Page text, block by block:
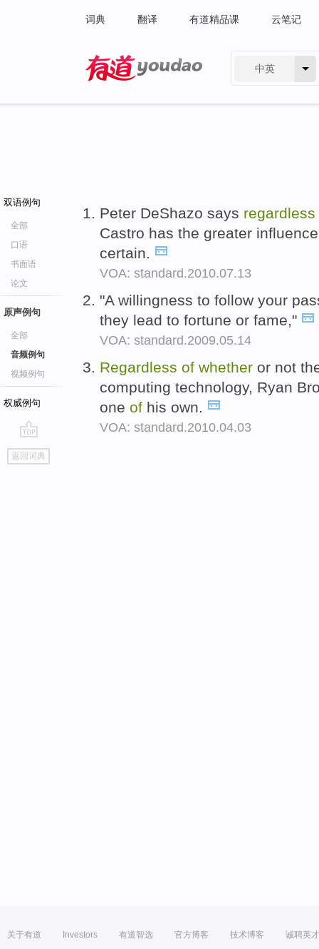
词典 翻译 有道精品课 云笔记
中英
双语例句
全部
口语
书面语
论文
原声例句
全部
音频例句
视频例句
权威例句
go
top
返回词典
Peter DeShazo says regardless
Castro has the greater
certain.
VOA: standard.2010.07.13
"A willingness to follow your
they lead to fortune or fame,"
VOA: standard.2009.05.14
Regardless of whether or not
computing technology, Ryan
one of his own.
VOA: standard.2010.04.03
关于有道 Investors 有道智选 官方博客 技术博客 诚聘英才